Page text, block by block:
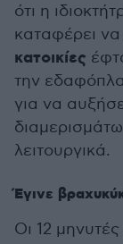
ότι η
καταφέρει
κατοικίες
την
για να
λειτουργικά.
Έγινε
Οι 12